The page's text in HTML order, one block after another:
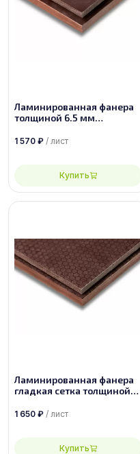
Ламинированная фанера
толщиной 6.5 мм
1/1
1 570 ₽ / лист
Купить
Ламинированная фанера
гладкая сетка толщиной
2440х1220, сорт 1/1
1 650 ₽ / лист
Купить